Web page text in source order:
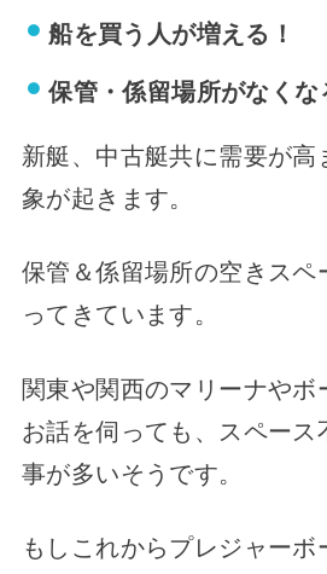
船を買う人が増える！
保管・係留場所がなくな
新艇、中古艇共に需要が高
象が起きます。
保管＆係留場所の空きスペ
ってきています。
関東や関西のマリーナやボ
お話を伺っても、スペース
事が多いそうです。
もしこれからプレジャーボ